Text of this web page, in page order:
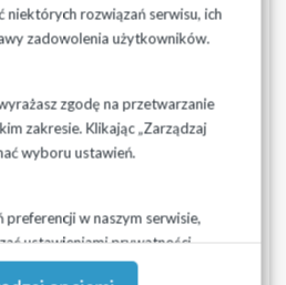
niektórych rozwiązań serwisu, ich
zadowolenia użytkowników.
zgodę na przetwarzanie
zakresie. Klikając „Zarządzaj
wyboru ustawień.
preferencji w naszym serwisie,
ustawieniami prywatności
informacji o przetwarzaniu
Wodne Wody Polskie Dyrektor
Wodnej w Białymstoku
ogłoszona na stronie Biuletynu
24f ust. 1 ustawy z dnia 7 czerwca
w wodę i zbiorowym
Dz.U.2023.537 z późn. zm.),
życie z dniem 07.03.2024 r.